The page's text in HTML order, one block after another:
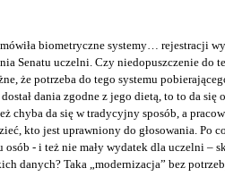
biometryczne systemy… rejestracji
Senatu uczelni. Czy niedopuszczenie do
że potrzeba do tego systemu
dania zgodne z jego dietą, to to da się
chyba da się w tradycyjny sposób, a
kto jest uprawniony do głosowania. Po
- i też nie mały wydatek dla uczelni –
danych? Taka „modernizacja” bez